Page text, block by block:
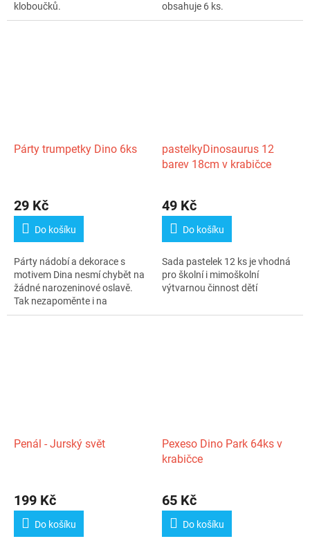
kloboučků.
obsahuje 6 ks.
Párty trumpetky Dino 6ks
29 Kč
Do košíku
Párty nádobí a dekorace s
motivem Dina nesmí chybět na
žádné narozeninové oslavě.
Tak nezapoměnte i na
trumpetky a...
pastelkyDinosaurus 12
barev 18cm v krabičce
49 Kč
Do košíku
Sada pastelek 12 ks je vhodná
pro školní i mimoškolní
výtvarnou činnost dětí
Penál - Jurský svět
199 Kč
Do košíku
Pexeso Dino Park 64ks v
krabičce
65 Kč
Do košíku